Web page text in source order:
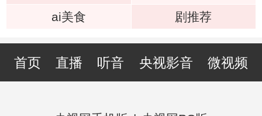
ai美食
剧推荐
首页 直播 听音 央视影音 微视频